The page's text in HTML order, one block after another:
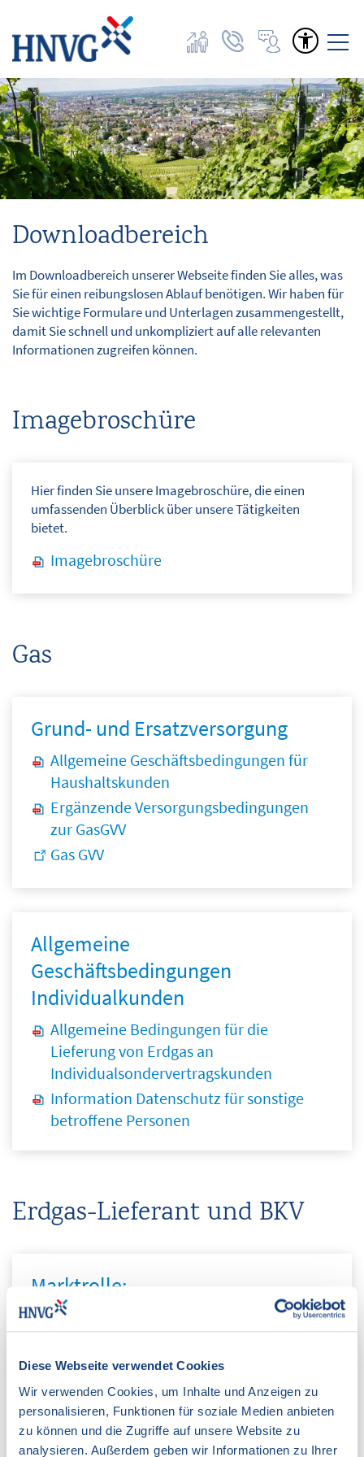
Diese Webseite verwendet Cookies
Wir verwenden Cookies, um Inhalte und Anzeigen zu
personalisieren, Funktionen für soziale Medien anbieten
zu können und die Zugriffe auf unsere Website zu
analysieren. Außerdem geben wir Informationen zu Ihrer
Home
Angebote | Tarife
Netze
Dienstleistungen
Service
FAQ
Gastankstelle
Downloadbereich
Über uns
Downloadbereich
Im Downloadbereich unserer Webseite finden Sie alles, was
Sie für einen reibungslosen Ablauf benötigen. Wir haben für
Sie wichtige Formulare und Unterlagen zusammengestellt,
damit Sie schnell und unkompliziert auf alle relevanten
Informationen zugreifen können.
Imagebroschüre
Hier finden Sie unsere Imagebroschüre, die einen
umfassenden Überblick über unsere Tätigkeiten
bietet.
Imagebroschüre
Gas
Grund- und Ersatzversorgung
Allgemeine Geschäftsbedingungen für
Haushaltskunden
Ergänzende Versorgungsbedingungen
zur GasGVV
Gas GVV
Allgemeine
Geschäftsbedingungen
Individualkunden
Allgemeine Bedingungen für die
Lieferung von Erdgas an
Individualsondervertragskunden
Information Datenschutz für sonstige
betroffene Personen
Erdgas-Lieferant und BKV
Marktrolle:
Lieferant/Transportkunde
Zertifikat HNVG Vertrieb
Wiederverkäufernachweis HNVG
Bestätigung der Anmeldung nach § 38